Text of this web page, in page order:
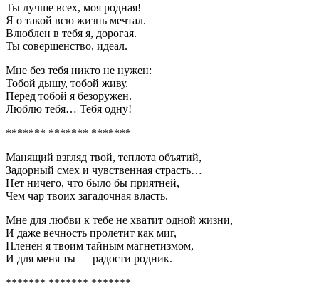
Ты лучше всех, моя родная!
Я о такой всю жизнь мечтал.
Влюблен в тебя я, дорогая.
Ты совершенство, идеал.
Мне без тебя никто не нужен:
Тобой дышу, тобой живу.
Перед тобой я безоружен.
Люблю тебя… Тебя одну!
******* ******* *******
Манящий взгляд твой, теплота объятий,
Задорный смех и чувственная страсть…
Нет ничего, что было бы приятней,
Чем чар твоих загадочная власть.
Мне для любви к тебе не хватит одной жизни,
И даже вечность пролетит как миг,
Пленен я твоим тайным магнетизмом,
И для меня ты — радости родник.
******* ******* *******